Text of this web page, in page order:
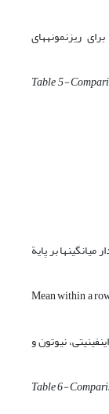
برای ریزنمونه­های
Table5-
بر پایة
Mean within a
نیوتون و
Table6-